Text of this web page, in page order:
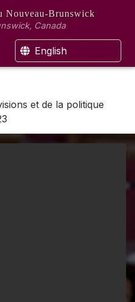
Nouveau-Brunswick
Canada
English
et de la politique